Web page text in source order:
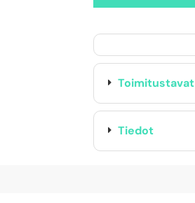
Toimitustavat
Tiedot